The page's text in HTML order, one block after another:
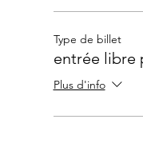
Type de billet
entrée libre
Plus d'info